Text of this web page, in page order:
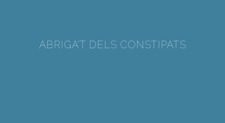
ABRIGA’T DELS CONSTIPATS